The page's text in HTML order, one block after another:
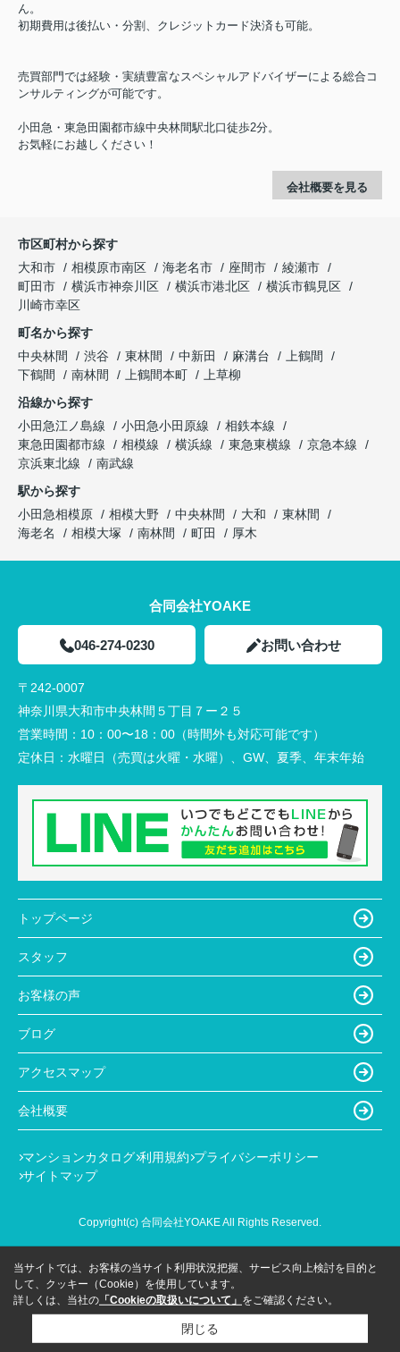
ん。
初期費用は後払い・分割、クレジットカード決済も可能。
売買部門では経験・実績豊富なスペシャルアドバイザーによる総合コ
ンサルティングが可能です。
小田急・東急田園都市線中央林間駅北口徒歩2分。
お気軽にお越しください！
会社概要を見る
市区町村から探す
大和市
相模原市南区 海老名市 座間市
綾瀬市
町田市
横浜市神奈川区 横浜市港北区
横浜市鶴見区
川崎市幸区
町名から探す
中央林間
渋谷 東林間 中新田 麻溝台
上鶴間
下鶴間
南林間 上鶴間本町
上草柳
沿線から探す
小田急江ノ島線
小田急小田原線
相鉄本線
東急田園都市線
相模線 横浜線 東急東横線
京急本線
京浜東北線
南武線
駅から探す
小田急相模原
相模大野 中央林間 大和
東林間
海老名
相模大塚 南林間 町田 厚木
合同会社YOAKE
046-274-0230 お問い合わせ
〒242-0007
神奈川県大和市中央林間５丁目７ー２５
営業時間： 10：00〜18：00（時間外も対応可能です）
定休日： 水曜日（売買は火曜・水曜）、GW、夏季、年末年始
トップページ
スタッフ
お客様の声
ブログ
アクセスマップ
会社概要
マンションカタログ 利用規約 プライバシーポリシー
サイトマップ
Copyright(c) 合同会社YOAKE All Rights Reserved.
当サイトでは、お客様の当サイト利用状況把握、サービス向上検討を目的と
して、クッキー（Cookie）を使用しています。
詳しくは、当社の 「Cookieの取扱いについて」 をご確認ください。
閉じる